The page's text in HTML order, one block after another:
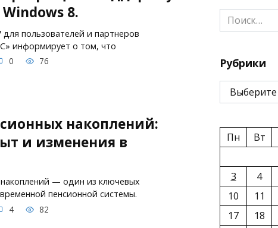
8.
пользователей и партнеров
информирует о том, что
0 76
накоплений:
и изменения в
— один из ключевых
пенсионной системы.
4 82
Search
for:
Рубрики
Рубрики
Пн Вт
3
4
10
11
17
18